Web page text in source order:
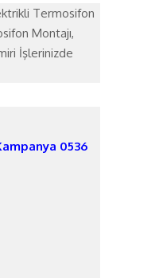
Termosifon
Montajı,
İşlerinizde
0536